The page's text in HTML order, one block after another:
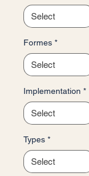
Formes *
Implementation *
Types *